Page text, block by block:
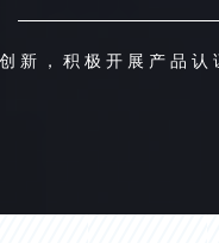
新，积极开展产品